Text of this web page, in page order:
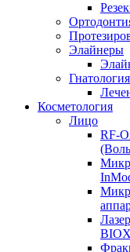
Элайнеры
Гнатология
Косметология
Лицо
RF-